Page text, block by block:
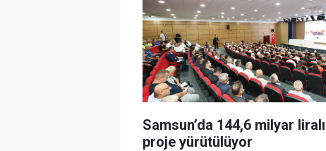
Samsun’da 144,6 milyar
proje yürütülüyor